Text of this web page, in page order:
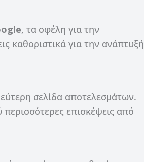
, τα οφέλη για την
καθοριστικά για την ανάπτυξή
σελίδα αποτελεσμάτων.
επισκέψεις από